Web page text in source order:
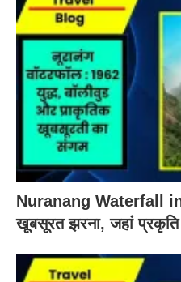
Nuranang Waterfall
खूबसूरत झरना, जहां प्रकृति